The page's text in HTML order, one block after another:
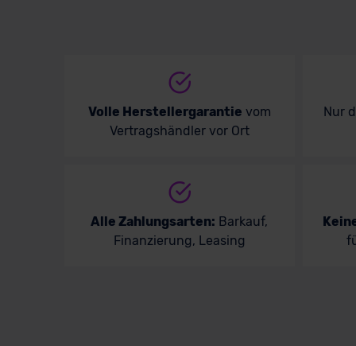
Volle Herstellergarantie vom
Vertragshändler vor Ort
Nur
Alle Zahlungsarten: Barkauf,
Finanzierung, Leasing